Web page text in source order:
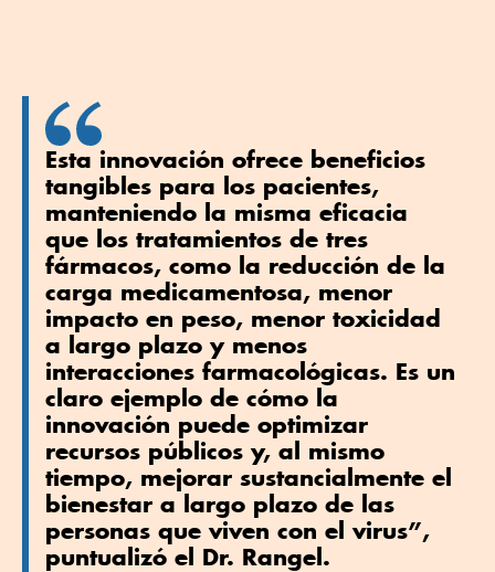
Esta innovación ofrece beneficios
tangibles para los pacientes,
manteniendo la misma eficacia
que los tratamientos de tres
fármacos, como la reducción de la
carga medicamentosa, menor
impacto en peso, menor toxicidad
a largo plazo y menos
interacciones farmacológicas. Es un
claro ejemplo de cómo la
innovación puede optimizar
recursos públicos y, al mismo
tiempo, mejorar sustancialmente el
bienestar a largo plazo de las
personas que viven con el virus”,
puntualizó el Dr. Rangel.